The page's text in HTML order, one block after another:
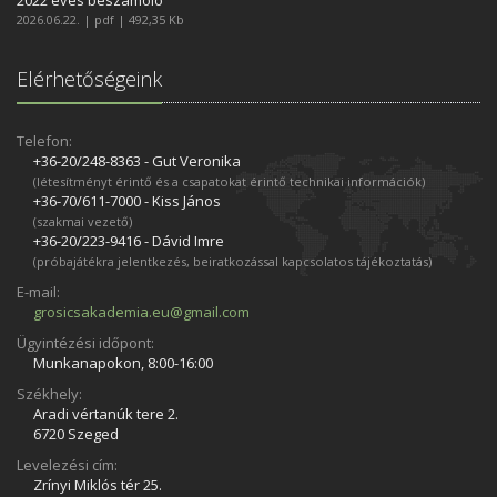
2026.06.22. | pdf | 492,35 Kb
Elérhetőségeink
Telefon:
+36-20/248­-8363 - Gut Veronika
(létesítményt érintő és a csapatokat érintő technikai információk)
+36-70/611­-7000 - Kiss János
(szakmai vezető)
+36-20/223­-9416 - Dávid Imre
(próbajátékra jelentkezés, beiratkozással kapcsolatos tájékoztatás)
E-mail:
grosicsakademia.eu@gmail.com
Ügyintézési időpont:
Munkanapokon, 8:00-16:00
Székhely:
Aradi vértanúk tere 2.
6720 Szeged
Levelezési cím:
Zrínyi Miklós tér 25.